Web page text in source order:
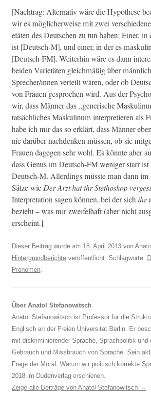
[Nach­trag: Alter­na­tiv wäre die Hypothese
wir es möglicher­weise mit zwei
etäten des Deutschen zu tun haben: Ein­er, in
ist [Deutsch‑M], und ein­er, in der es
[Deutsch-FM]. Weit­er­hin wäre es dann
bei­den Vari­etäten gle­ich­mäßig über
Sprecher/innen verteilt wären, oder ob
von Frauen gesprochen wird. Aus der
wir, dass Män­ner das „gener­ische
tat­säch­lich­es Maskulinum inter­pretieren als
habe ich mir das so erk­lärt, dass Män­ner
nie darüber nach­denken müssen, ob sie
Frauen dage­gen sehr wohl. Es kön­nte aber
dass Genus im Deutsch-FM weniger starr ist
Deutsch‑M. Allerd­ings müsste man dann
Sätze wie Der Arzt hat ihr Stethoskop
Inter­pre­ta­tion sagen kön­nen, bei der sich ihr
bezieht – was mir zweifel­haft (aber nicht
erscheint.]
Dieser Beitrag wurde am 18. April 2013 von
Hintergrundberichte veröffentlicht. Schlagworte:
Pronomen
Über Anatol Stefanowitsch
Anatol Stefanowitsch ist Professor für die
Englisch an der Freien Universität Berlin. Er
mit diskriminierender Sprache, Sprachpolitik und
Gebrauch und Missbrauch von Sprache. Sein
Frage der Moral: Warum wir politisch korrekte
2018 im Dudenverlag erschienen.
Zeige alle Beiträge von Anatol Stefanowitsch →